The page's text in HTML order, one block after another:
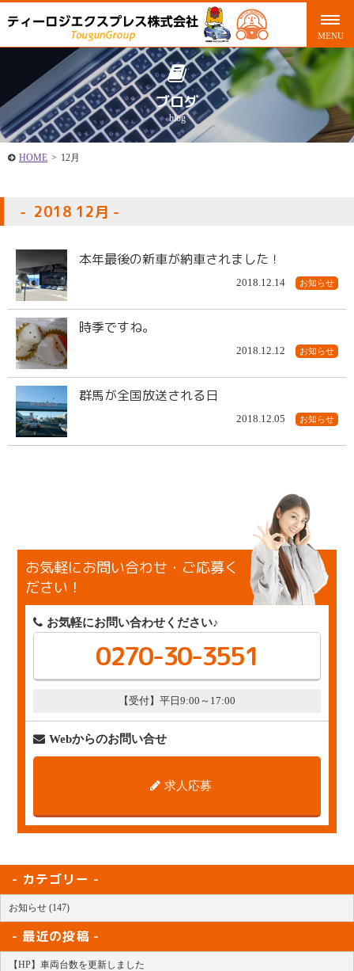
ブログ
blog
HOME > 12月
2018 12月
本年最後の新車が納車されました！
2018.12.14 お知らせ
時季ですね。
2018.12.12 お知らせ
群馬が全国放送される日
2018.12.05 お知らせ
お気軽にお問い合わせ・ご応募く
ださい！
お気軽にお問い合わせください♪
0270-30-3551
【受付】平日9:00～17:00
Webからのお問い合せ
求人応募
カテゴリー
お知らせ (147)
最近の投稿
【HP】車両台数を更新しました